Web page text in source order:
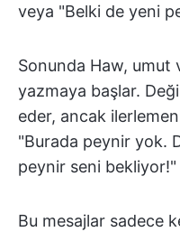
veya "Belki de yeni
Sonunda Haw, umut
yazmaya başlar.
eder, ancak
"Burada peynir yok.
peynir seni bekliyor!"
Bu mesajlar sadece